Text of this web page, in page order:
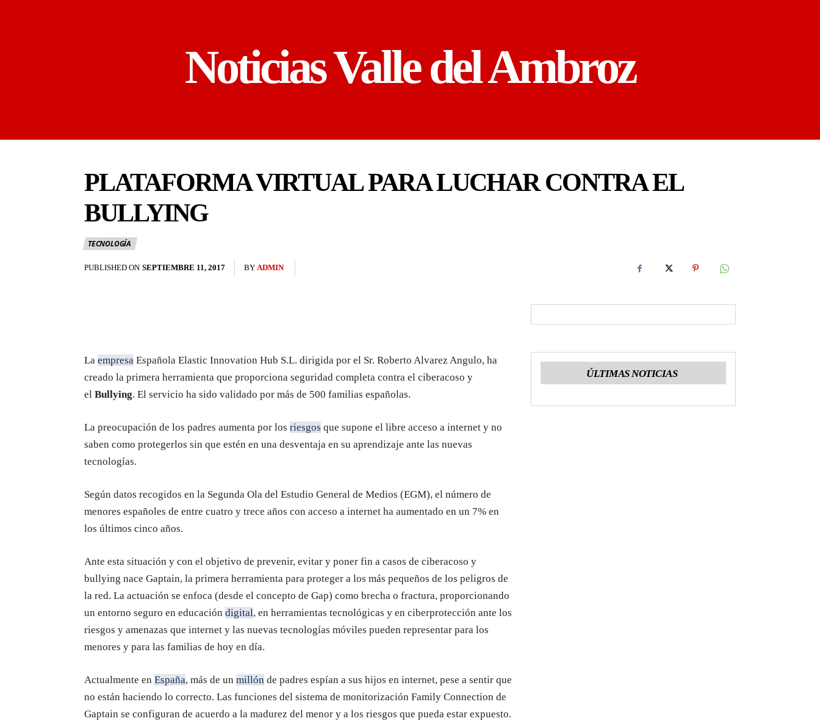
Noticias Valle del Ambroz
PLATAFORMA VIRTUAL PARA LUCHAR CONTRA EL
BULLYING
TECNOLOGÍA
PUBLISHED ON SEPTIEMBRE 11, 2017 BY ADMIN
La empresa Española Elastic Innovation Hub S.L. dirigida por el Sr. Roberto Alvarez Angulo, ha
creado la primera herramienta que proporciona seguridad completa contra el ciberacoso y
el Bullying. El servicio ha sido validado por más de 500 familias españolas.
La preocupación de los padres aumenta por los riesgos que supone el libre acceso a internet y no
saben como protegerlos sin que estén en una desventaja en su aprendizaje ante las nuevas
tecnologías.
Según datos recogidos en la Segunda Ola del Estudio General de Medios (EGM), el número de
menores españoles de entre cuatro y trece años con acceso a internet ha aumentado en un 7% en
los últimos cinco años.
Ante esta situación y con el objetivo de prevenir, evitar y poner fin a casos de ciberacoso y
bullying nace Gaptain, la primera herramienta para proteger a los más pequeños de los peligros de
la red. La actuación se enfoca (desde el concepto de Gap) como brecha o fractura, proporcionando
un entorno seguro en educación digital, en herramientas tecnológicas y en ciberprotección ante los
riesgos y amenazas que internet y las nuevas tecnologías móviles pueden representar para los
menores y para las familias de hoy en día.
Actualmente en España, más de un millón de padres espían a sus hijos en internet, pese a sentir que
no están haciendo lo correcto. Las funciones del sistema de monitorización Family Connection de
Gaptain se configuran de acuerdo a la madurez del menor y a los riesgos que pueda estar expuesto.
ÚLTIMAS NOTICIAS